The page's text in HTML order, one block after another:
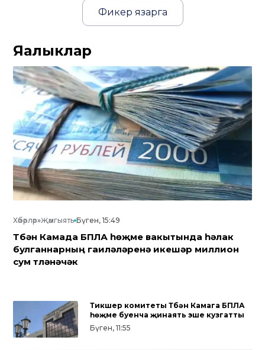
Фикер язарга
Яңалыклар
Хәбәрләр»Җәмгыять Бүген, 15:49
Түбән Камада БПЛА һөҗүме вакытында һәлак
булганнарның гаиләләренә икешәр миллион
сум түләнәчәк
Тикшерү комитеты Түбән Камага БПЛА
һөҗүме буенча җинаять эше кузгатты
Бүген, 11:55